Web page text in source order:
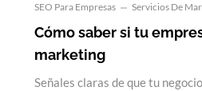
SEO Para Empresas
Servicios De
Cómo saber si tu
marketing
Señales claras de que tu